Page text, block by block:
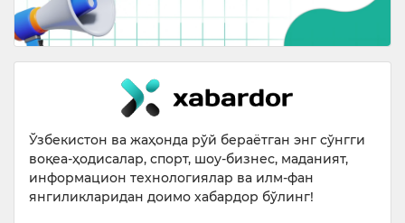
Ўзбекистон ва жаҳонда рўй бераётган энг сўнгги
воқеа-ҳодисалар, спорт, шоу-бизнес, маданият,
информацион технологиялар ва илм-фан
янгиликларидан доимо хабардор бўлинг!